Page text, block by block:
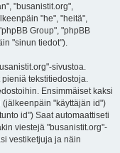
"busanistit.org",
"he", "heitä",
Group", "phpBB
"sinun tiedot").
sivustoa.
tekstitiedostoja.
Ensimmäiset kaksi
"käyttäjän id")
id") Saat automaattiseti
viestejä "busanistit.org"-
vestiketjuja ja näin